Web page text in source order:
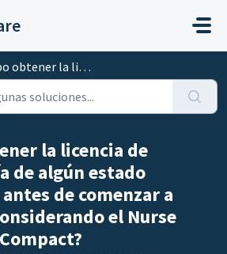
licencia de enfermería de algún estado e...
la licencia de
de algún estado
de comenzar a
el Nurse